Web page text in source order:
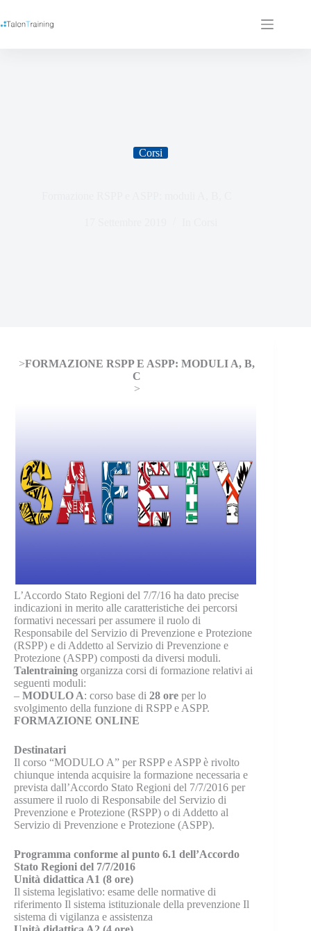
Corsi
>FORMAZIONE RSPP E ASPP: MODULI A, B,
C
>
L’Accordo Stato Regioni del 7/7/16 ha dato precise
indicazioni in merito alle caratteristiche dei percorsi
formativi necessari per assumere il ruolo di
Responsabile del Servizio di Prevenzione e Protezione
(RSPP) e di Addetto al Servizio di Prevenzione e
Protezione (ASPP) composti da diversi moduli.
Talentraining organizza corsi di formazione relativi ai
seguenti moduli:
– MODULO A: corso base di 28 ore per lo
svolgimento della funzione di RSPP e ASPP.
FORMAZIONE ONLINE
Destinatari
Il corso “MODULO A” per RSPP e ASPP è rivolto
chiunque intenda acquisire la formazione necessaria e
prevista dall’Accordo Stato Regioni del 7/7/2016 per
assumere il ruolo di Responsabile del Servizio di
Prevenzione e Protezione (RSPP) o di Addetto al
Servizio di Prevenzione e Protezione (ASPP).
Programma conforme al punto 6.1 dell’Accordo
Stato Regioni del 7/7/2016
Unità didattica A1 (8 ore)
Il sistema legislativo: esame delle normative di
riferimento Il sistema istituzionale della prevenzione Il
sistema di vigilanza e assistenza